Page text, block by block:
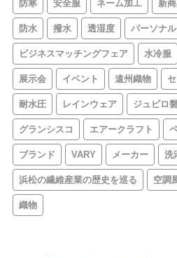
防寒 安全服 ネーム加工 新
防水 撥水 透湿度 パーソナ
ビジネスマッチングフェア 水冷服
展示会 イベント 遠州織物
耐水圧 レインウェア ジュビロ
グランシスコ エアークラフト
ブランド VARY メーカー 洗
浜松の繊維産業の歴史を巡る 空調
織物